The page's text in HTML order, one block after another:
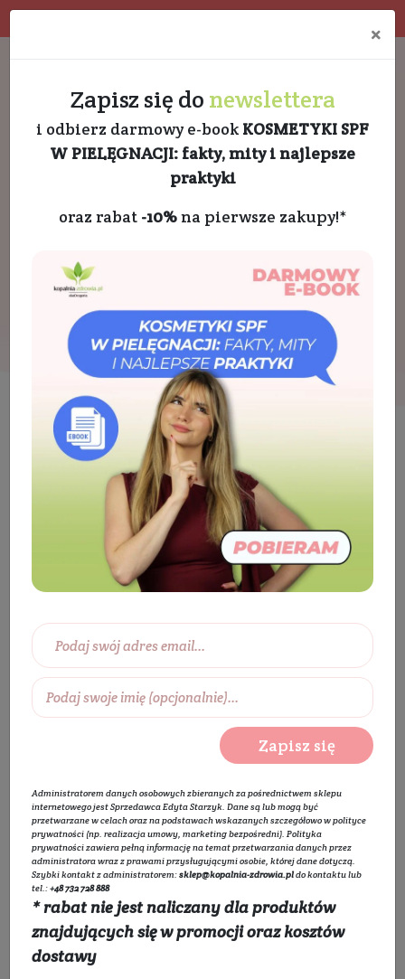
Kosmetyki Twarz
Krem do twarzy
Krem do twarzy na dzień
Krem normalizująco-nawilżający Pyretrin-D
BESTSELLER
Krem normalizująco-
nawilżający Pyretrin-D
×
Zapisz się do newslettera
i odbierz darmowy e-book KOSMETYKI SPF
W PIELĘGNACJI: fakty, mity i najlepsze
praktyki
oraz rabat -10%na pierwsze zakupy!*
Zapisz się
Administratorem danych osobowych zbieranych za pośrednictwem sklepu
internetowego jest Sprzedawca Edyta Starzyk. Dane są lub mogą być
przetwarzane w celach oraz na podstawach wskazanych szczegółowo wpolityce
prywatności (np. realizacja umowy, marketing bezpośredni). Polityka
prywatnościzawiera pełną informację na temat przetwarzania danych przez
administratora wraz z prawami przysługującymi osobie, której dane dotyczą.
Szybki kontakt z administratorem:sklep@kopalnia-zdrowia.pldo kontaktu lub
tel.:+48 732 728 888
* rabat nie jest naliczany dla produktów
znajdujących się w promocji oraz kosztów
dostawy